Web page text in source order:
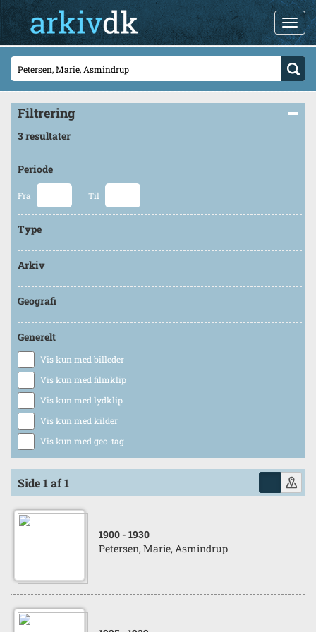
Filtrering
3 resultater
Periode
Fra Til
Type
Arkiv
Geografi
Generelt
Vis kun med billeder
Vis kun med filmklip
Vis kun med lydklip
Vis kun med kilder
Vis kun med geo-tag
Side 1 af 1
1900 - 1930
Petersen, Marie, Asmindrup